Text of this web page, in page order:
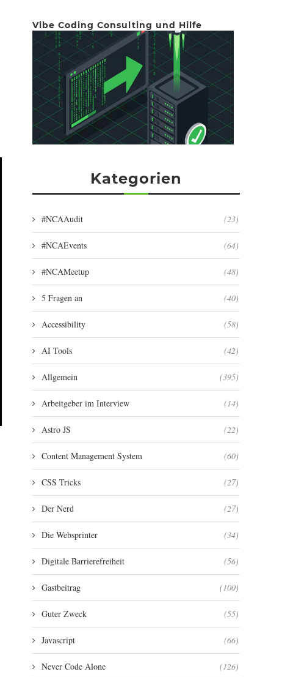
Vibe Coding Consulting und Hilfe
Kategorien
#NCAAudit (23)
#NCAEvents (64)
#NCAMeetup (48)
5 Fragen an (40)
Accessibility (58)
AI Tools (42)
Allgemein (395)
Arbeitgeber im Interview (14)
Astro JS (22)
Content Management System (60)
CSS Tricks (27)
Der Nerd (27)
Die Websprinter (34)
Digitale Barrierefreiheit (56)
Gastbeitrag (100)
Guter Zweck (55)
Javascript (66)
Never Code Alone (126)